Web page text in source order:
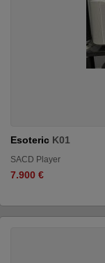
Esoteric K01
SACD Player
7.900 €